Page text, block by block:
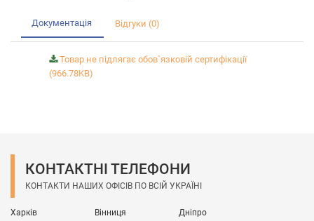
Документація Відгуки (0)
Товар не підлягає обов`язковій сертифікації
(966.78KB)
КОНТАКТНІ ТЕЛЕФОНИ
КОНТАКТИ НАШИХ ОФІСІВ ПО ВСІЙ УКРАЇНІ
Харків Вінниця Дніпро